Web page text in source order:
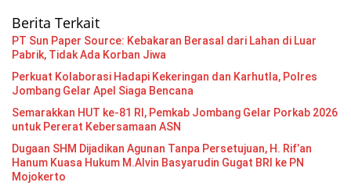
Berita Terkait
PT Sun Paper Source: Kebakaran Berasal dari Lahan di Luar
Pabrik, Tidak Ada Korban Jiwa
Perkuat Kolaborasi Hadapi Kekeringan dan Karhutla, Polres
Jombang Gelar Apel Siaga Bencana
Semarakkan HUT ke-81 RI, Pemkab Jombang Gelar Porkab 2026
untuk Pererat Kebersamaan ASN
Dugaan SHM Dijadikan Agunan Tanpa Persetujuan, H. Rif’an
Hanum Kuasa Hukum M.Alvin Basyarudin Gugat BRI ke PN
Mojokerto